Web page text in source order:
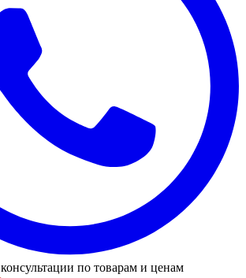
консультации по товарам и ценам